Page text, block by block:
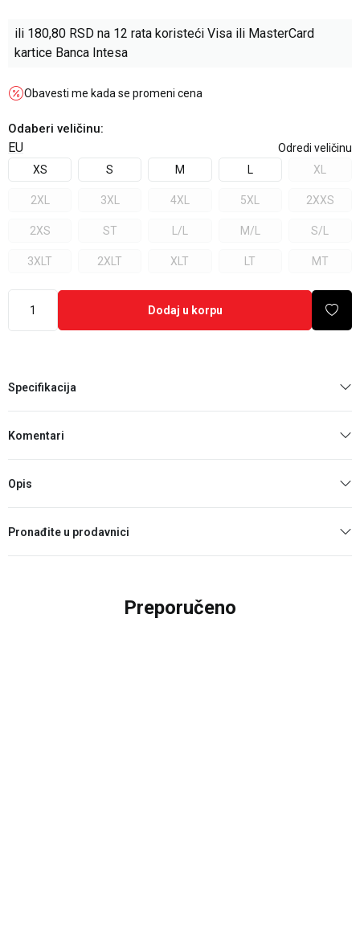
ili 180,80 RSD na 12 rata koristeći Visa ili MasterCard
kartice Banca Intesa
Obavesti me kada se promeni cena
Odaberi veličinu:
EU
Odredi veličinu
XS
S M L XL
2XL 3XL 4XL 5XL 2XXS
2XS ST L/L M/L S/L
3XLT 2XLT XLT LT MT
Dodaj u korpu
Specifikacija
Komentari
Opis
Pronađite u prodavnici
Preporučeno